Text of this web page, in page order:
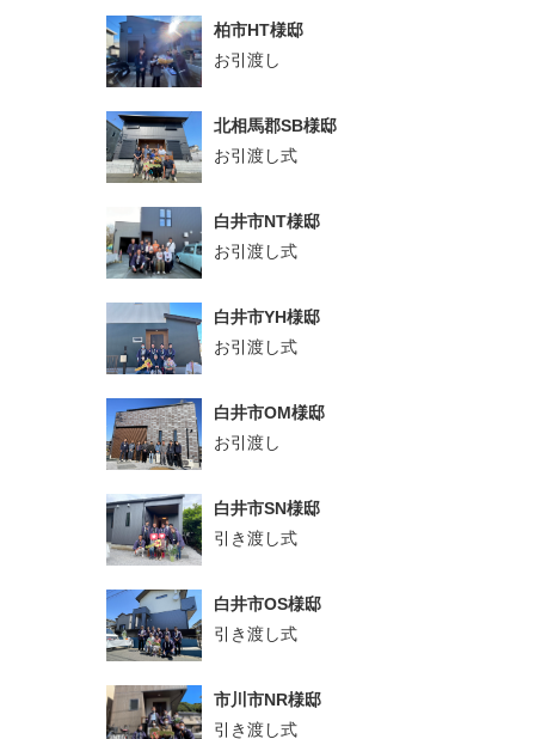
柏市HT様邸
お引渡し
北相馬郡SB様邸
お引渡し式
白井市NT様邸
お引渡し式
白井市YH様邸
お引渡し式
白井市OM様邸
お引渡し
白井市SN様邸
引き渡し式
白井市OS様邸
引き渡し式
市川市NR様邸
引き渡し式